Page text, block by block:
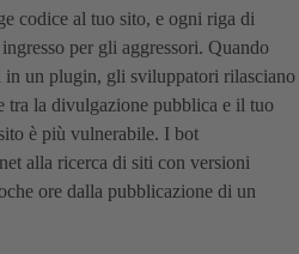
codice al tuo sito, e ogni riga di
per gli aggressori. Quando
in un plugin, gli sviluppatori rilasciano
tra la divulgazione pubblica e il tuo
è più vulnerabile. I bot
alla ricerca di siti con versioni
ore dalla pubblicazione di un